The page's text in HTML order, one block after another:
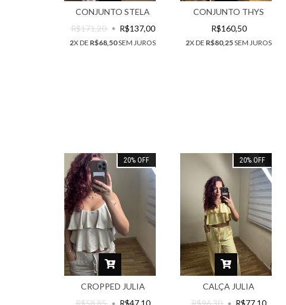
CONJUNTO STELA
R$171,20
R$137,00
2X DE R$68,50SEM JUROS
CONJUNTO THYS
R$160,50
2X DE R$80,25SEM JUROS
20% OFF
CROPPED JULIA
20% OFF
CALÇA JULIA